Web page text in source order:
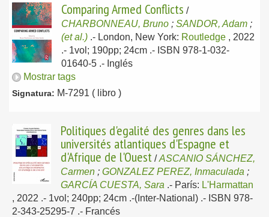
Comparing Armed Conflicts /
CHARBONNEAU, Bruno ; SANDOR, Adam ;
(et al.) .- London, New York: Routledge , 2022
.- 1vol; 190pp; 24cm .- ISBN 978-1-032-
01640-5 .- Inglés
Mostrar tags
Signatura: M-7291 ( libro )
Politiques d'egalité des genres dans les
universités atlantiques d'Espagne et
d'Afrique de l'Ouest /ASCANIO SÁNCHEZ,
Carmen ; GONZALEZ PEREZ, Inmaculada ;
GARCÍA CUESTA, Sara .- París: L'Harmattan
, 2022 .- 1vol; 240pp; 24cm .-(Inter-National) .- ISBN 978-
2-343-25295-7 .- Francés